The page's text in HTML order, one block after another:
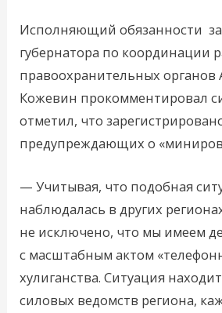
Исполняющий обязанности
губернатора по координации
правоохранительных органов
Кожевин прокомментировал
отметил, что
предупреждающих о
— Учитывая, что подобная
наблюдалась в других
не исключено, что мы имеем
с масштабным актом
хулиганства. Ситуация
силовых ведомств региона,